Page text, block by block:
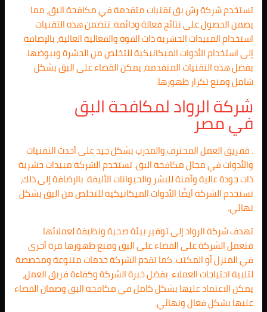
تستخدم شركة رش بق تقنيات متقدمة في مكافحة البق، مما
يضمن الحصول على نتائج فعالة ودائمة. تتضمن هذه التقنيات
استخدام المبيدات الحشرية ذات القوة والفعالية العالية، بالإضافة
إلى استخدام الأدوات الميكانيكية للتخلص من الحشرة وبيوضها.
بفضل هذه التقنيات المتقدمة، يمكن القضاء على البق بشكل
شامل ومنع تكرار ظهورها.
شركة الرواد لمكافحة البق
في مصر
. ففريق العمل المحترف والمدرب بشكل جيد على أحدث التقنيات
والأدوات في مجال مكافحة البق. تستخدم الشركة مبيدات حشرية
ذات جودة عالية وآمنة للبشر والحيوانات الأليفة. بالإضافة إلى ذلك،
تستخدم الشركة أيضًا الأدوات الميكانيكية للتخلص من البق بشكل
نهائي.
تهدف شركة الرواد إلى توفير بيئة صحية ونظيفة لعملائها.
فتعمل الشركة على القضاء على البق ومنع ظهورها مرة أخرى
في المنزل أو المكتب. كما تقدم الشركة خدمات متنوعة ومخصصة
لتلبية احتياجات العملاء. بفضل خبرة الشركة وكفاءة فريق العمل،
يمكن الاعتماد عليها بشكل كامل في مكافحة البق وضمان القضاء
عليها بشكل فعال ونهائي.